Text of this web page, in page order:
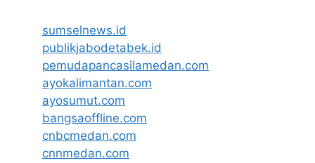
sumselnews.id
publikjabodetabek.id
pemudapancasilamedan.com
ayokalimantan.com
ayosumut.com
bangsaoffline.com
cnbcmedan.com
cnnmedan.com